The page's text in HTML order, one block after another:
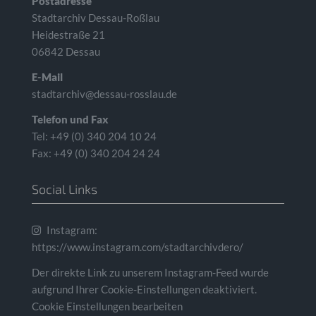
Stadtarchiv Dessau-Roßlau
Heidestraße 21
06842 Dessau
E-Mail
stadtarchiv@dessau-rosslau.de
Telefon und Fax
Tel: +49 (0) 340 204 10 24
Fax: +49 (0) 340 204 24 24
Social Links
Instagram:
https://www.instagram.com/stadtarchivdero/
Der direkte Link zu unserem Instagram-Feed wurde
aufgrund Ihrer Cookie-Einstellungen deaktiviert.
Cookie Einstellungen bearbeiten